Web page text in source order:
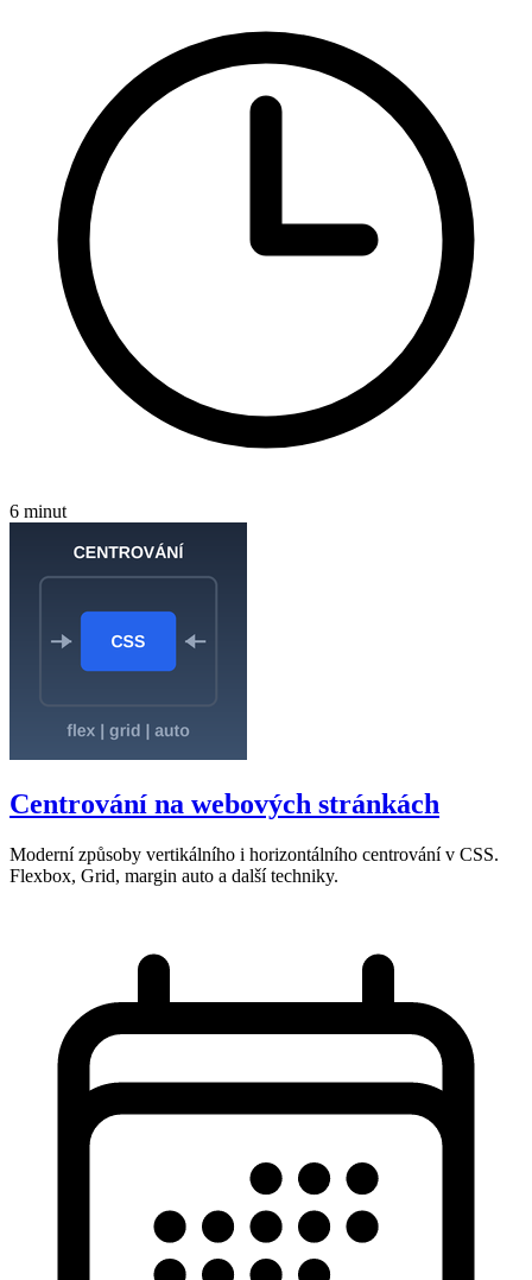
6 minut
Centrování na webových stránkách
Moderní způsoby vertikálního i horizontálního centrování v CSS.
Flexbox, Grid, margin auto a další techniky.